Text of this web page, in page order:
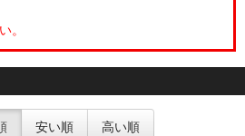
。
安い順 高い順